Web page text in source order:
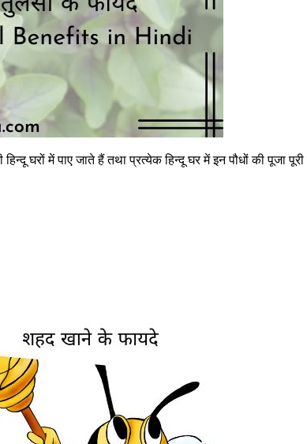
घरों में पाए जाते हैं तथा प्रत्येक हिन्दू घर में इन पौधों की पूजा